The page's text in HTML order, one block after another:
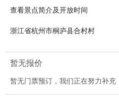
查看景点简介及开放时间
浙江省杭州市桐庐县合村村
暂无报价
暂无门票预订，我们正在努力补充